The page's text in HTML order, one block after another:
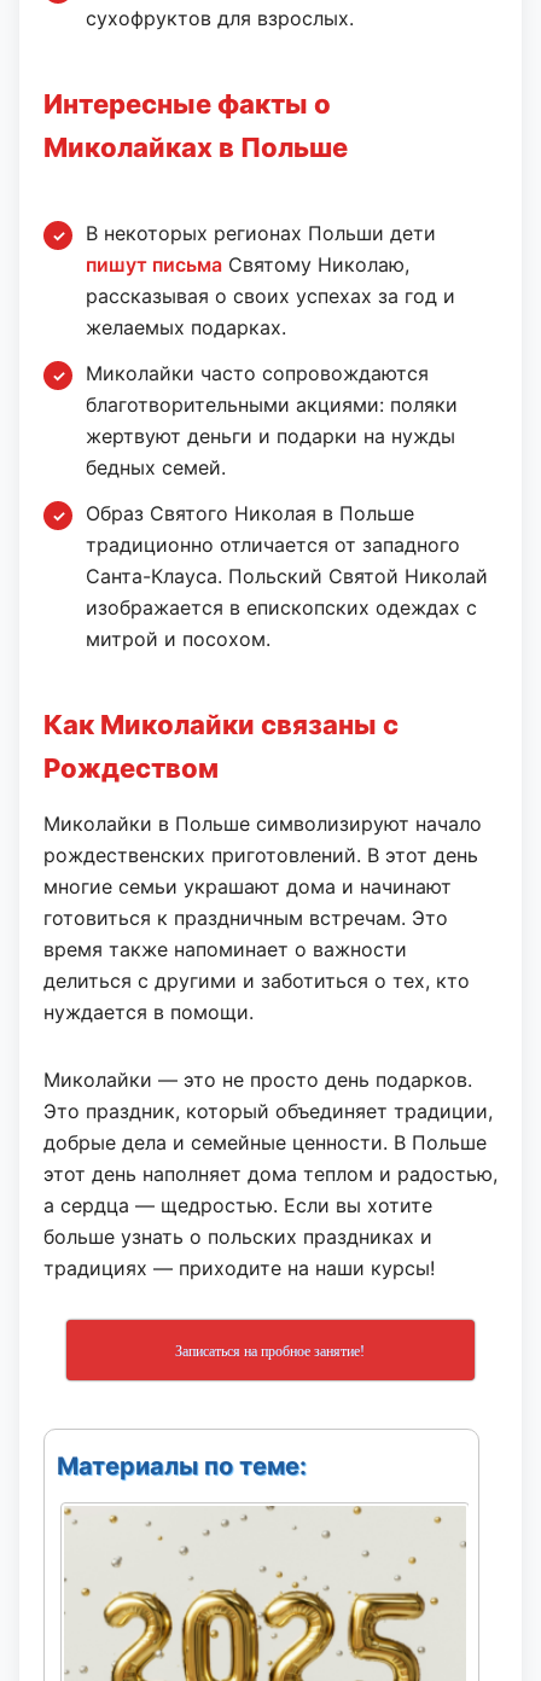
сухофруктов для взрослых.
Интересные факты о
Миколайках в Польше
В некоторых регионах Польши дети
пишут письма Святому Николаю,
рассказывая о своих успехах за год и
желаемых подарках.
Миколайки часто сопровождаются
благотворительными акциями: поляки
жертвуют деньги и подарки на нужды
бедных семей.
Образ Святого Николая в Польше
традиционно отличается от западного
Санта-Клауса. Польский Святой Николай
изображается в епископских одеждах с
митрой и посохом.
Как Миколайки связаны с
Рождеством
Миколайки в Польше символизируют начало
рождественских приготовлений. В этот день
многие семьи украшают дома и начинают
готовиться к праздничным встречам. Это
время также напоминает о важности
делиться с другими и заботиться о тех, кто
нуждается в помощи.
Миколайки — это не просто день подарков.
Это праздник, который объединяет традиции,
добрые дела и семейные ценности. В Польше
этот день наполняет дома теплом и радостью,
а сердца — щедростью. Если вы хотите
больше узнать о польских праздниках и
традициях — приходите на наши курсы!
Записаться на пробное занятие!
Материалы по теме: